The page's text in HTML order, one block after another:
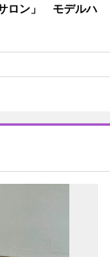
ロン」 モデルハ